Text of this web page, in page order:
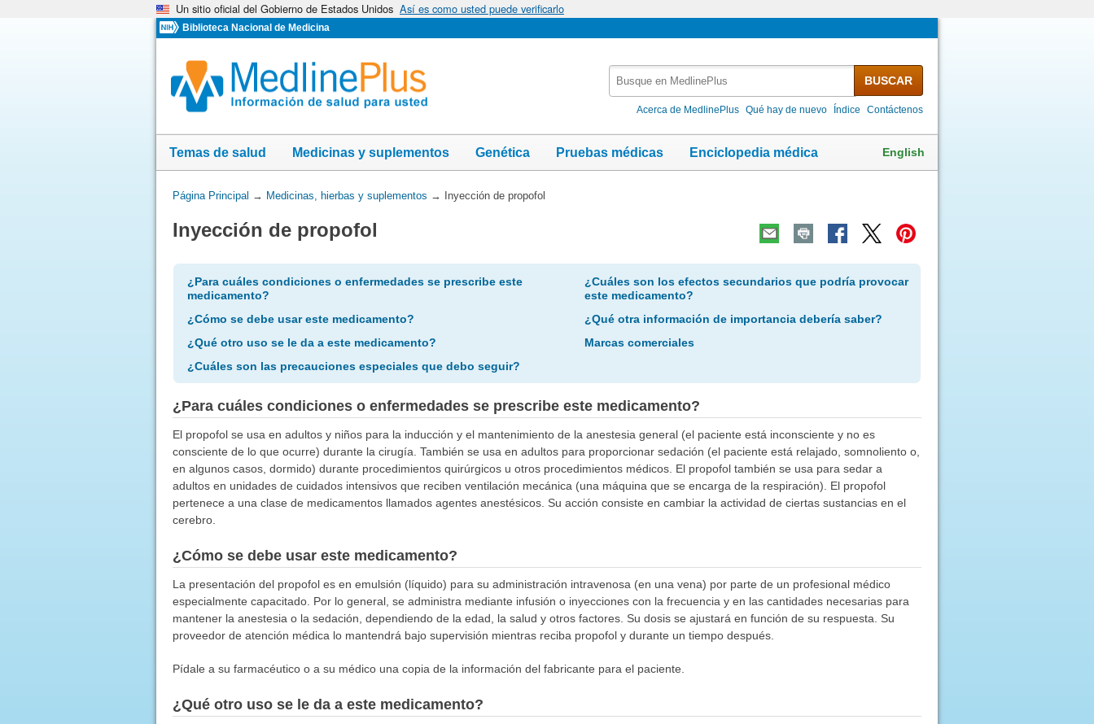
Un sitio oficial del Gobierno de Estados Unidos Así es como usted puede verificarlo
Biblioteca Nacional de Medicina
MedlinePlus
BUSCAR
Acerca de MedlinePlus Qué hay de nuevo Índice Contáctenos
Temas de salud Medicinas y suplementos Genética Pruebas médicas Enciclopedia médica English
Usted
aquí:
Página Principal → Medicinas, hierbas y suplementos → Inyección de propofol
Inyección de propofol
¿Para cuáles condiciones o enfermedades se prescribe este
medicamento?
¿Cómo se debe usar este medicamento?
¿Qué otro uso se le da a este medicamento?
¿Cuáles son las precauciones especiales que debo seguir?
¿Cuáles son los efectos secundarios que podría provocar
este medicamento?
¿Qué otra información de importancia debería saber?
Marcas comerciales
¿Para cuáles condiciones o enfermedades se prescribe este medicamento?
El propofol se usa en adultos y niños para la inducción y el mantenimiento de la anestesia general (el paciente está inconsciente y no es
consciente de lo que ocurre) durante la cirugía. También se usa en adultos para proporcionar sedación (el paciente está relajado, somnoliento o,
en algunos casos, dormido) durante procedimientos quirúrgicos u otros procedimientos médicos. El propofol también se usa para sedar a
adultos en unidades de cuidados intensivos que reciben ventilación mecánica (una máquina que se encarga de la respiración). El propofol
pertenece a una clase de medicamentos llamados agentes anestésicos. Su acción consiste en cambiar la actividad de ciertas sustancias en el
cerebro.
¿Cómo se debe usar este medicamento?
La presentación del propofol es en emulsión (líquido) para su administración intravenosa (en una vena) por parte de un profesional médico
especialmente capacitado. Por lo general, se administra mediante infusión o inyecciones con la frecuencia y en las cantidades necesarias para
mantener la anestesia o la sedación, dependiendo de la edad, la salud y otros factores. Su dosis se ajustará en función de su respuesta. Su
proveedor de atención médica lo mantendrá bajo supervisión mientras reciba propofol y durante un tiempo después.
Pídale a su farmacéutico o a su médico una copia de la información del fabricante para el paciente.
¿Qué otro uso se le da a este medicamento?